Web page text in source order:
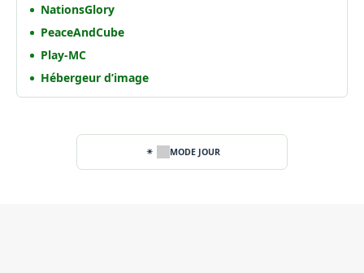
NationsGlory
PeaceAndCube
Play-MC
Hébergeur d’image
MODE JOUR